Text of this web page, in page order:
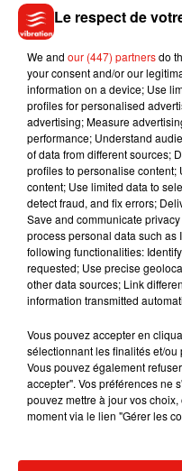
Becky
4 août
Tiny
live
4 août
Ariana
sa
31 juillet
Grand
en
Le respect de
We and our (447) partnersdo
your consent and/or our
information on a device; Use
profiles for personalised
advertising; Measure
performance; Understand
of data from different sources;
profiles to personalise
content; Use limited data to
detect fraud, and fix errors;
Save and communicate
process personal data such as
following functionalities:
requested; Use precise
other data sources; Link
information transmitted
Vous pouvez accepter en
sélectionnant les finalités et/
Vous pouvez également
accepter". Vos préférences ne
pouvez mettre à jour vos
moment via le lien "Gérer les